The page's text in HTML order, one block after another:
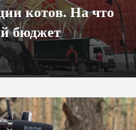
котов. На что
бюджет